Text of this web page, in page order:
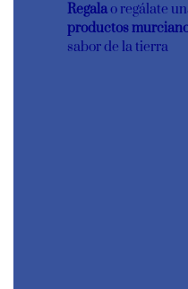
Regalao regálate
productos
sabor de la tierra